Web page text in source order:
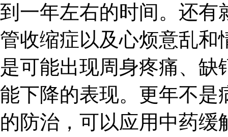
到一年左右的时间。还有
管收缩症以及心烦意乱和
是可能出现周身疼痛、
能下降的表现。更年不是
的防治，可以应用中药